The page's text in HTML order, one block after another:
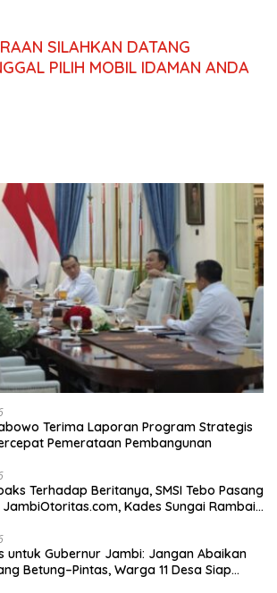
SILAHKAN DATANG
PILIH MOBIL IDAMAN ANDA
Terima Laporan Program Strategis
Pemerataan Pembangunan
Terhadap Beritanya, SMSI Tebo Pasang
Kades Sungai Rambai
untuk Gubernur Jambi: Jangan Abaikan
Betung–Pintas, Warga 11 Desa Siap